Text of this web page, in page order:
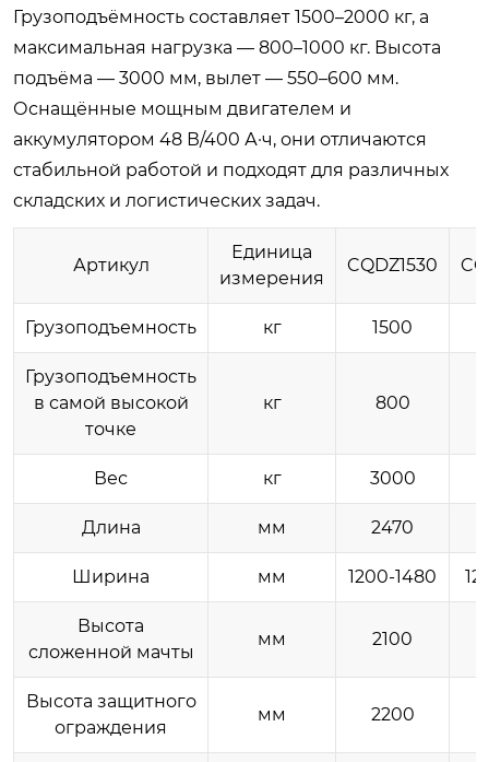
Грузоподъёмность составляет 1500–2000 кг, а
максимальная нагрузка — 800–1000 кг. Высота
подъёма — 3000 мм, вылет — 550–600 мм.
Оснащённые мощным двигателем и
аккумулятором 48 В/400 А·ч, они отличаются
стабильной работой и подходят для различных
складских и логистических задач.
Артикул
Единица
измерения
CQDZ1530
Грузоподъемность кг 1500
Грузоподъемность
в самой высокой
точке
кг 800
Вес кг 3000
Длина мм 2470
Ширина мм 1200-1480
Высота
сложенной мачты
мм 2100
Высота защитного
ограждения
мм 2200